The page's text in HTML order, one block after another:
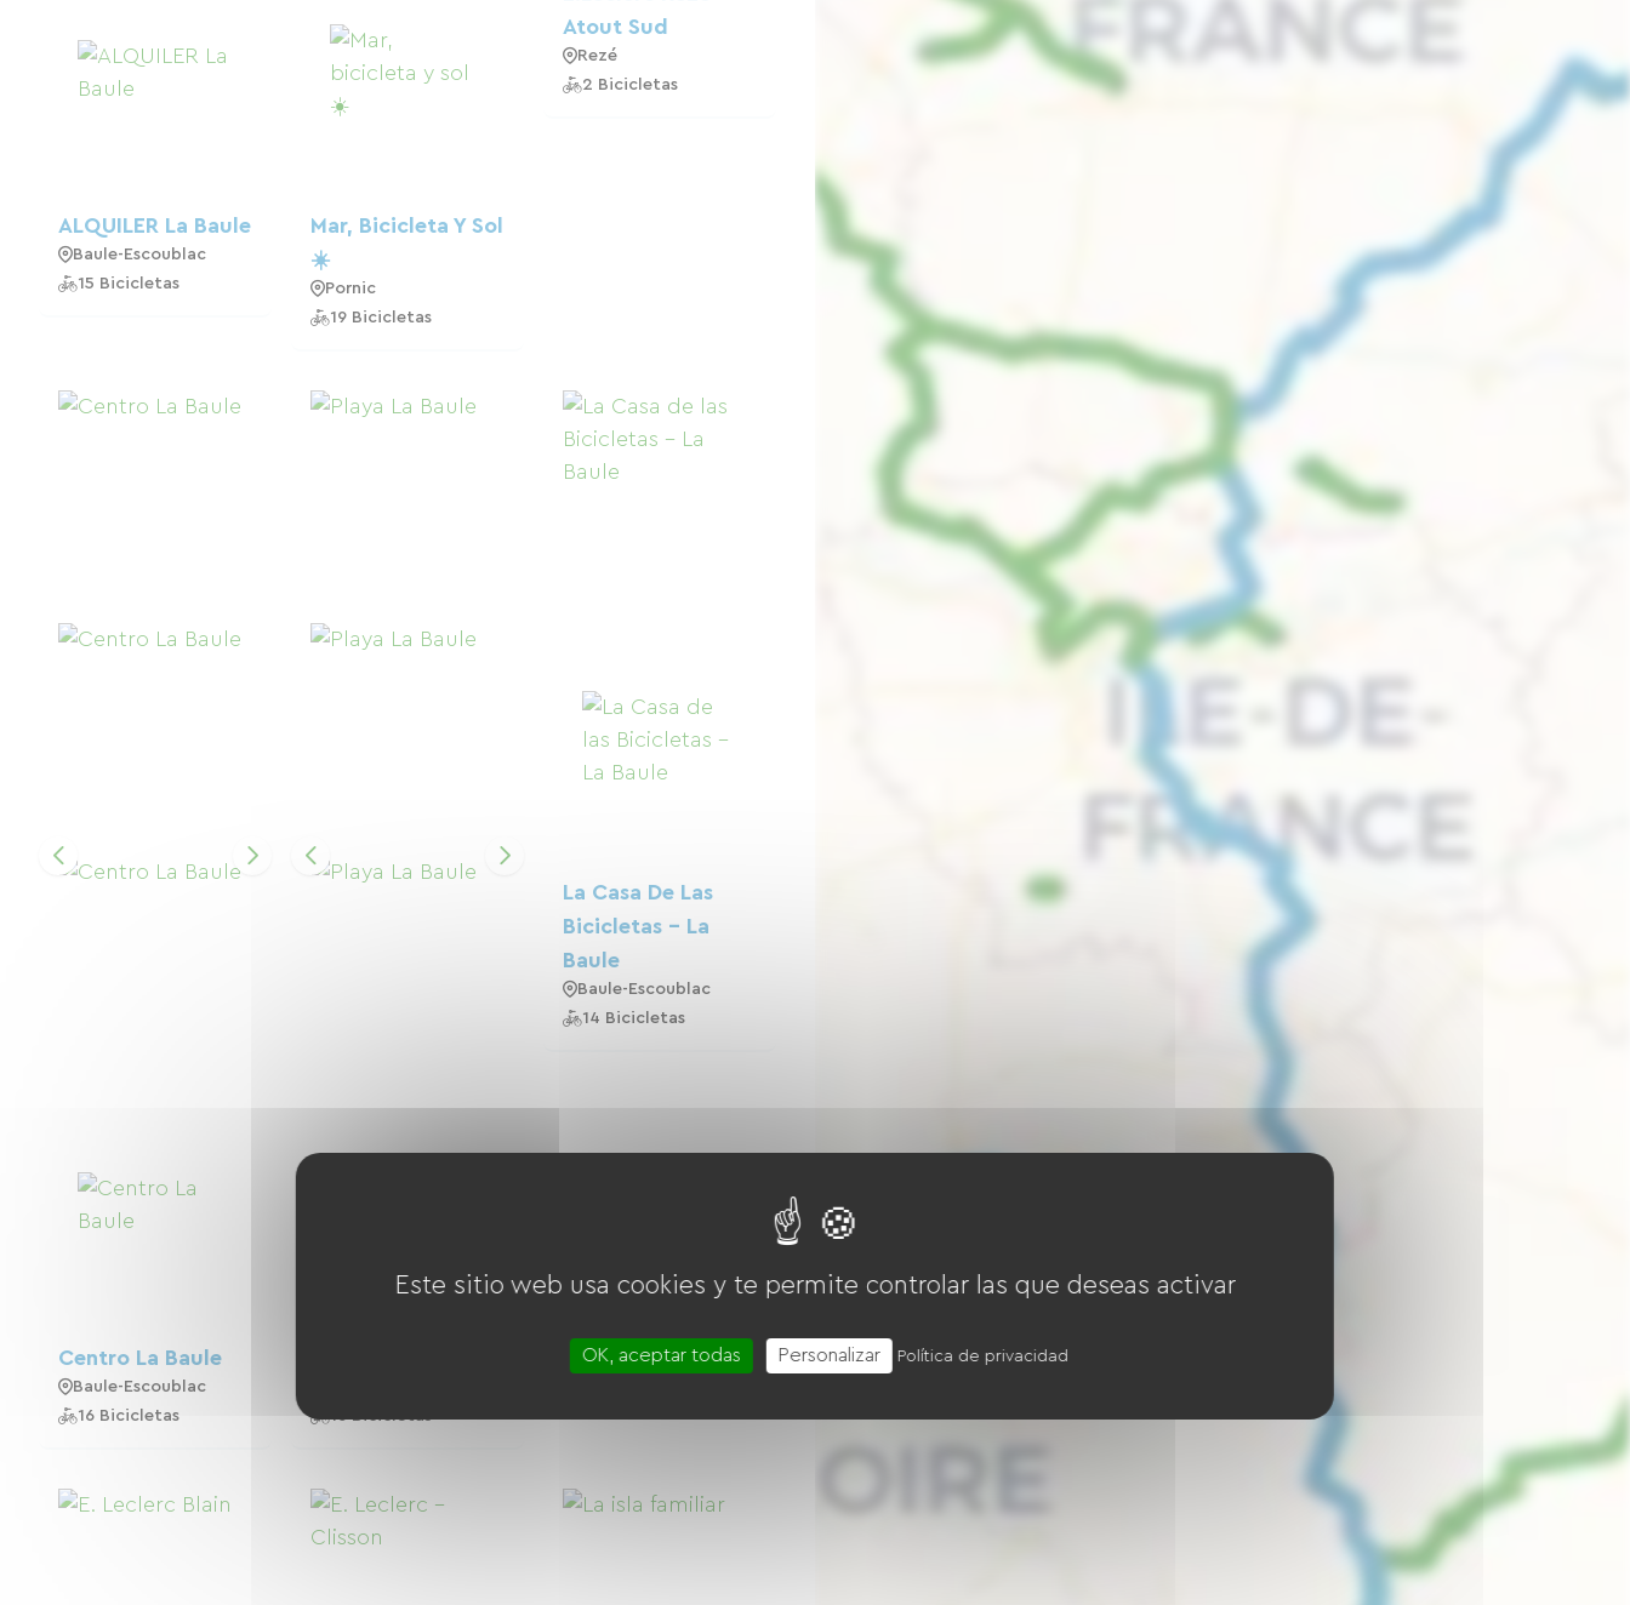
ALQUILER La Baule
Baule-Escoublac
15 Bicicletas
Mar, Bicicleta Y Sol
☀️
Pornic
19 Bicicletas
Atout Sud
Rezé
2 Bicicletas
Centro La Baule
Baule-Escoublac
16 Bicicletas
16 Bicicletas
La Casa De Las
Bicicletas - La
Baule
Baule-Escoublac
14 Bicicletas
Este sitio web usa cookies y te permite controlar las que deseas activar
OK, aceptar todas Personalizar Política de privacidad